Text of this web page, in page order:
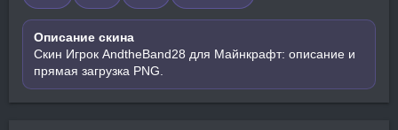
Описание скина
Скин Игрок AndtheBand28 для Майнкрафт: описание и
прямая загрузка PNG.